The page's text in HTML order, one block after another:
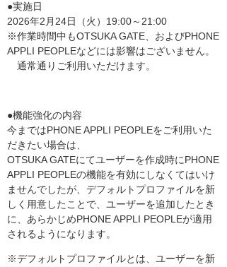
●実施日
2026年2月24日（火）19:00～21:00
※作業時間中もOTSUKA GATE、およびPHONE
APPLI PEOPLEなどには影響はございません。
通常通りご利用いただけます。
●機能強化の内容
今まではPHONE APPLI PEOPLEをご利用いた
だきたい場合は、
OTSUKA GATEにてユーザーを作成時にPHONE
APPLI PEOPLEの機能を有効にしなくてはいけ
ませんでしたが、デフォルトプロファイルを新
しく用意したことで、ユーザーを追加したとき
に、あらかじめPHONE APPLI PEOPLEが適用
されるようになります。
※デフォルトプロファイルとは、ユーザーを新